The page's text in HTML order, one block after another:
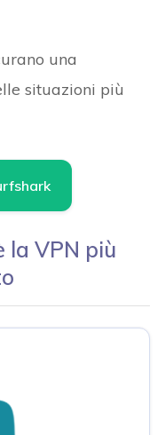
una
situazioni più
la VPN più